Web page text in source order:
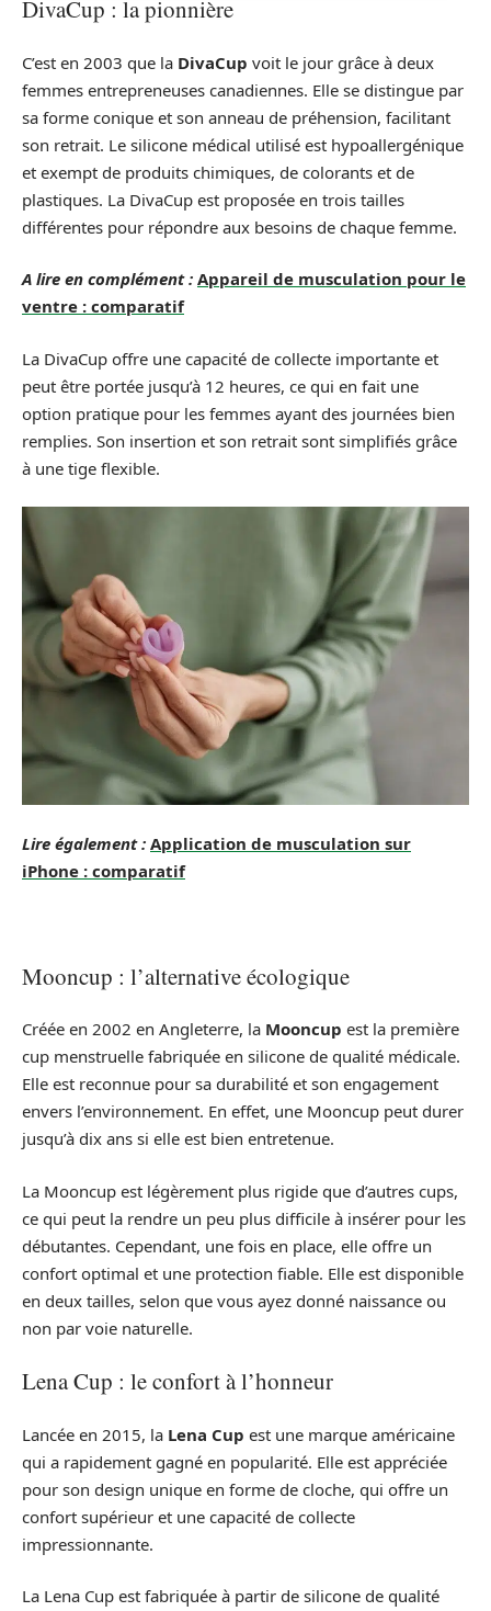
DivaCup : la pionnière
C’est en 2003 que la DivaCup voit le jour grâce à deux
femmes entrepreneuses canadiennes. Elle se distingue par
sa forme conique et son anneau de préhension, facilitant
son retrait. Le silicone médical utilisé est hypoallergénique
et exempt de produits chimiques, de colorants et de
plastiques. La DivaCup est proposée en trois tailles
différentes pour répondre aux besoins de chaque femme.
A lire en complément : Appareil de musculation pour le
ventre : comparatif
La DivaCup offre une capacité de collecte importante et
peut être portée jusqu’à 12 heures, ce qui en fait une
option pratique pour les femmes ayant des journées bien
remplies. Son insertion et son retrait sont simplifiés grâce
à une tige flexible.
Lire également : Application de musculation sur
iPhone : comparatif
Mooncup : l’alternative écologique
Créée en 2002 en Angleterre, la Mooncup est la première
cup menstruelle fabriquée en silicone de qualité médicale.
Elle est reconnue pour sa durabilité et son engagement
envers l’environnement. En effet, une Mooncup peut durer
jusqu’à dix ans si elle est bien entretenue.
La Mooncup est légèrement plus rigide que d’autres cups,
ce qui peut la rendre un peu plus difficile à insérer pour les
débutantes. Cependant, une fois en place, elle offre un
confort optimal et une protection fiable. Elle est disponible
en deux tailles, selon que vous ayez donné naissance ou
non par voie naturelle.
Lena Cup : le confort à l’honneur
Lancée en 2015, la Lena Cup est une marque américaine
qui a rapidement gagné en popularité. Elle est appréciée
pour son design unique en forme de cloche, qui offre un
confort supérieur et une capacité de collecte
impressionnante.
La Lena Cup est fabriquée à partir de silicone de qualité